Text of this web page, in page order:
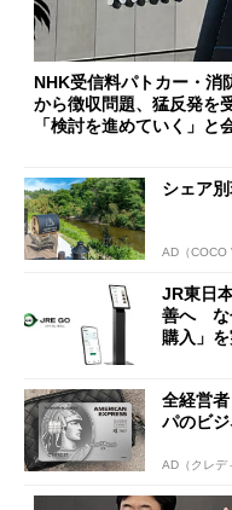
NHK受信料パトカー・消
から徴収問題、猛反発を
「検討を進めていく」と
シェア
AD（COCO
JR東日
善へ な
購入」を
全経営
パのビジ
AD（クレデ